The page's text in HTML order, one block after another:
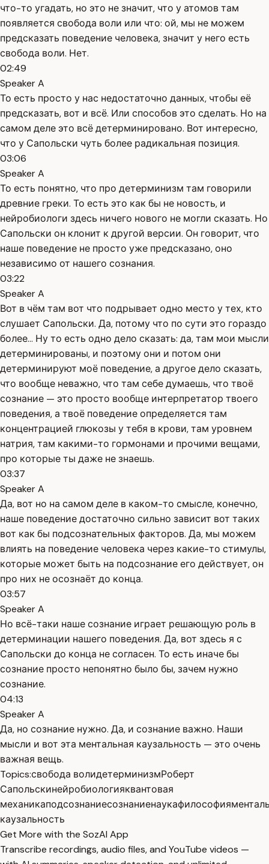
что-то угадать, но это не значит, что у атомов там
появляется свобода воли или что: ой, мы не можем
предсказать поведение человека, значит у него есть
свобода воли. Нет.
02:49
Speaker A
То есть просто у нас недостаточно данных, чтобы её
предсказать, вот и всё. Или способов это сделать. Но на
самом деле это всё детерминировано. Вот интересно,
что у Сапольски чуть более радикальная позиция.
03:06
Speaker A
То есть понятно, что про детерминизм там говорили
древние греки. То есть это как бы не новость, и
нейробиологи здесь ничего нового не могли сказать. Но
Сапольски он клонит к другой версии. Он говорит, что
наше поведение не просто уже предсказано, оно
независимо от нашего сознания.
03:22
Speaker A
Вот в чём там вот что подрывает одно место у тех, кто
слушает Сапольски. Да, потому что по сути это гораздо
более... Ну то есть одно дело сказать: да, там мои мысли
детерминированы, и поэтому они и потом они
детерминируют моё поведение, а другое дело сказать,
что вообще неважно, что там себе думаешь, что твоё
сознание — это просто вообще интерпретатор твоего
поведения, а твоё поведение определяется там
концентрацией глюкозы у тебя в крови, там уровнем
натрия, там какими-то гормонами и прочими вещами,
про которые ты даже не знаешь.
03:37
Speaker A
Да, вот но на самом деле в каком-то смысле, конечно,
наше поведение достаточно сильно зависит вот таких
вот как бы подсознательных факторов. Да, мы можем
влиять на поведение человека через какие-то стимулы,
которые может быть на подсознание его действует, он
про них не осознаёт до конца.
03:57
Speaker A
Но всё-таки наше сознание играет решающую роль в
детерминации нашего поведения. Да, вот здесь я с
Сапольски до конца не согласен. То есть иначе бы
сознание просто непонятно было бы, зачем нужно
сознание.
04:13
Speaker A
Да, но сознание нужно. Да, и сознание важно. Наши
мысли и вот эта ментальная каузальность — это очень
важная вещь.
Topics:свобода волидетерминизмРоберт
Сапольскинейробиологияквантовая
механикаподсознаниесознаниенаукафилософия
каузальность
Get More with the SozAI App
Transcribe recordings, audio files, and YouTube videos —